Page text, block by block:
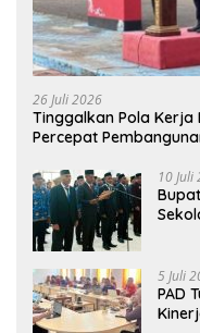
26 Juli 2026
Tinggalkan Pola Kerja
Percepat
10 Juli
5 Juli
PAD